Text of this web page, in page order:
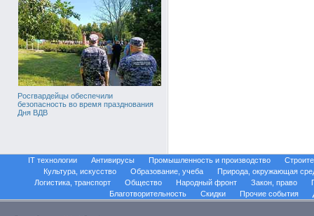
Росгвардейцы обеспечили
безопасность во время празднования
Дня ВДВ
IT технологии Антивирусы Промышленность и производство
Культура, искусство
Образование, учеба
Природа, окружающая
Логистика, транспорт
Общество Народный фронт Закон, право
Благотворительность
Скидки Прочие события